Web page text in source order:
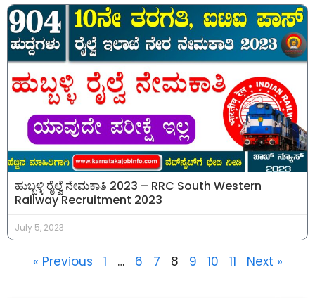
ಹುಬ್ಬಳ್ಳಿ ರೈಲ್ವೆ ನೇಮಕಾತಿ 2023 – RRC South Western
Railway Recruitment 2023
July 5, 2023
« Previous 1 … 6 7 8 9 10 11 Next »